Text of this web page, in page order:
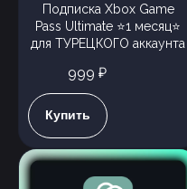
Подписка Xbox Game
Pass Ultimate ⭐1 месяц⭐
для ТУРЕЦКОГО аккаунта
999 ₽
Купить